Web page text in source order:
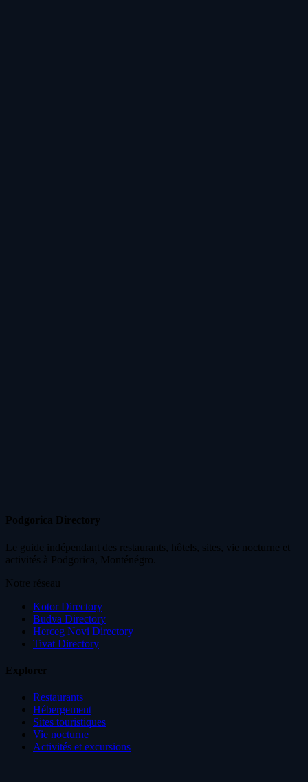
Podgorica Directory
Le guide indépendant des restaurants, hôtels, sites, vie nocturne et
activités à Podgorica, Monténégro.
Notre réseau
Kotor Directory
Budva Directory
Herceg Novi Directory
Tivat Directory
Explorer
Restaurants
Hébergement
Sites touristiques
Vie nocturne
Activités et excursions